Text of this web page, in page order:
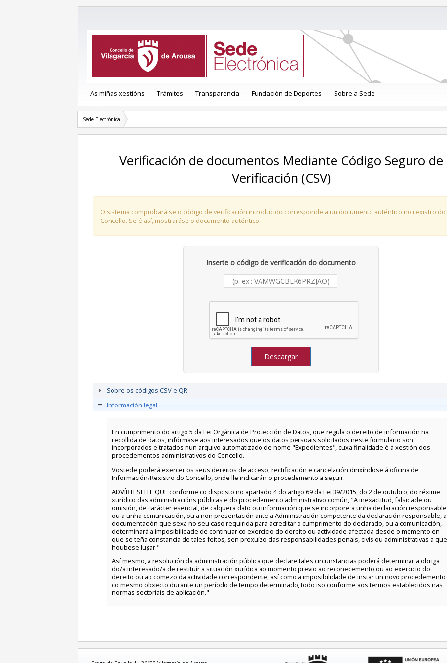
As miñas xestións Trámites Transparencia Fundación de Deportes Sobre a Sede
Sede Electrónica
Verificación de documentos Mediante Código Seguro de
Verificación (CSV)
O sistema comprobará se o código de verificación introducido corresponde a un documento auténtico no rexistro do
Concello. Se é así, mostraráse o documento auténtico.
Inserte o código de verificación do documento
Descargar
Sobre os códigos CSV e QR
Información legal
En cumprimento do artigo 5 da Lei Orgánica de Protección de Datos, que regula o dereito de información na
recollida de datos, infórmase aos interesados que os datos persoais solicitados neste formulario son
incorporados e tratados nun arquivo automatizado de nome "Expedientes", cuxa finalidade é a xestión dos
procedementos administrativos do Concello.
Vostede poderá exercer os seus dereitos de acceso, rectificación e cancelación dirixíndose á oficina de
Información/Rexistro do Concello, onde lle indicarán o procedemento a seguir.
ADVÍRTESELLE QUE conforme co disposto no apartado 4 do artigo 69 da Lei 39/2015, do 2 de outubro, do réxime
xurídico das administracións públicas e do procedemento administrativo común, "A inexactitud, falsidade ou
omisión, de carácter esencial, de calquera dato ou información que se incorpore a unha declaración responsable
ou a unha comunicación, ou a non presentación ante a Administración competente da declaración responsable, a
documentación que sexa no seu caso requirida para acreditar o cumprimento do declarado, ou a comunicación,
determinará a imposibilidade de continuar co exercicio do dereito ou actividade afectada desde o momento en
que se teña constancia de tales feitos, sen prexuízo das responsabilidades penais, civís ou administrativas a que
houbese lugar."
Así mesmo, a resolución da administración pública que declare tales circunstancias poderá determinar a obriga
do/a interesado/a de restituír a situación xurídica ao momento previo ao recoñecemento ou ao exercicio do
dereito ou ao comezo da actividade correspondente, así como a imposibilidade de instar un novo procedemento
co mesmo obxecto durante un período de tempo determinado, todo iso conforme aos termos establecidos nas
normas sectoriais de aplicación."